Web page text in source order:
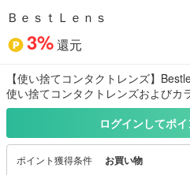
ＢｅｓｔＬｅｎｓ
3%還元
【使い捨てコンタクトレンズ】
使い捨てコンタクトレンズおよびカ
料オンラインショップ。
ログインしてポ
ポイント獲得条件 お買い物